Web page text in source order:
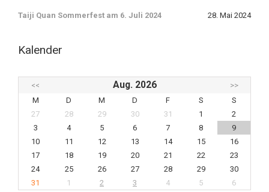
Taiji Quan Sommerfest am 6. Juli 2024 28. Mai 2024
Kalender
<< Aug. 2026
>>
M
D M D F S
S
27
28 29 30 31 1
2
3
4 5 6 7 8
9
10
11 12 13 14 15
16
17
18 19 20 21 22
23
24
25 26 27 28 29
30
31
1 2 3 4 5
6